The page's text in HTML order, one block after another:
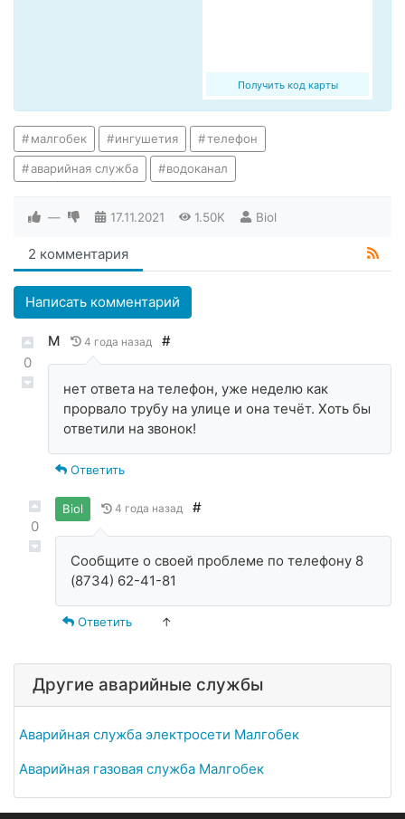
Получить код карты
малгобек ингушетия телефон
аварийная служба водоканал
— 17.11.2021 1.50K Biol
2 комментария
Написать комментарий
0
М 4 года назад #
нет ответа на телефон, уже неделю как
прорвало трубу на улице и она течёт. Хоть бы
ответили на звонок!
Ответить
0
Biol 4 года назад #
Сообщите о своей проблеме по телефону 8
(8734) 62-41-81
Ответить ↑
Другие аварийные службы
Аварийная служба электросети Малгобек
Аварийная газовая служба Малгобек